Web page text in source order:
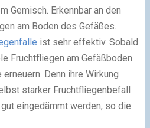
Gemisch. Erkennbar an den
am Boden des Gefäßes.
ist sehr effektiv. Sobald
Fruchtfliegen am Gefäßboden
Denn ihre Wirkung
starker Fruchtfliegenbefall
eingedämmt werden, so die